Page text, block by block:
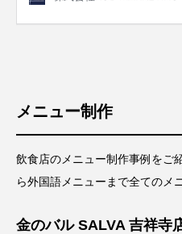
メニュー制作
飲食店のメニュー制作事例をご
ら外国語メニューまで全てのメ
金のバル SALVA 吉祥寺